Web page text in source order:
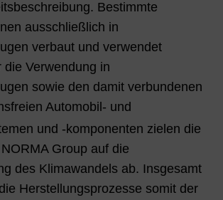
Bestimmte
ausschließlich in
verbaut und verwendet
die Verwendung in
sowie den damit verbundenen
Automobil- und
und -komponenten zielen die
Group auf die
des Klimawandels ab. Insgesamt
Herstellungsprozesse somit der